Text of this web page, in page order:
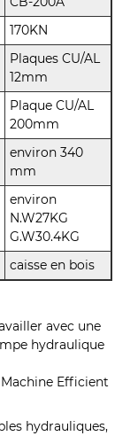
170KN
Plaques CU/AL
12mm
Plaque CU/AL
200mm
environ 340
mm
environ
N.W27KG
G.W30.4KG
caisse en bois
avec une
hydraulique
hydrauliques,